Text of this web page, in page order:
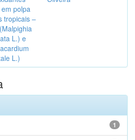
polpa
tropicais –
L.) e
L.)
1